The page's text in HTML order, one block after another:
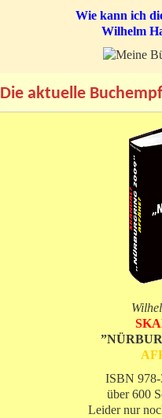
Wie kann ich
Wilhelm
Die aktuelle
ISBN
über 600
Leider nur